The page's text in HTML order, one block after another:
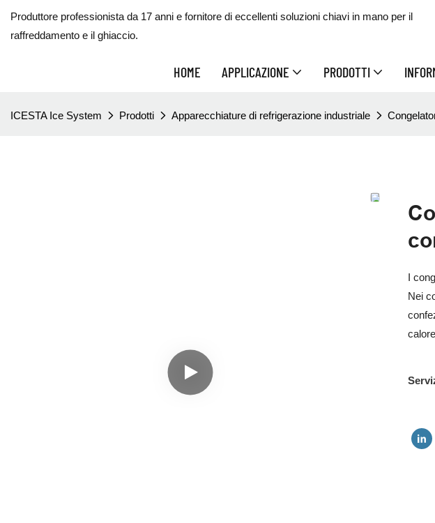
Produttore professionista da 17 anni e fornitore di eccellenti soluzioni chiavi in ​​mano per il
raffreddamento e il ghiaccio.
HOME APPLICAZIONE PRODOTTI
ICESTA Ice System Prodotti Apparecchiature di refrigerazione industriale
I
Nei